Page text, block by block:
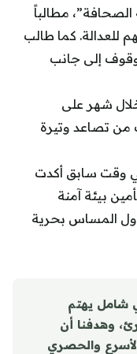
الصحافة”، مطالباً
للعدالة. كما طالب
إلى جانب
شهر على
تصاعد وتيرة
في وقت سابق أكدت
بيئة آمنة
المساس بحرية
شامل يهتم
وهدفنا أن
والحصري